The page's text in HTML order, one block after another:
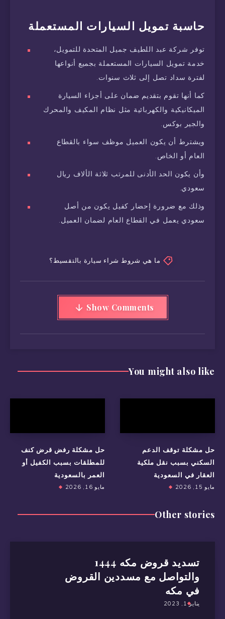
حاسبة تمويل السيارات المستعملة
توفر شركة عبد اللطيف جميل المتحدة للتمويل،
خدمة تمويل السيارات المستعملة بجميع أنواعها
لفترة سداد تصل إلى ثلاث سنوات.
كما أنها تقوم بتقديم ضمان على أجزاء السيارة
الميكانيكية والكهربائية مثل نظام المكيف والمحرك
والجير بوكس.
ويشترط أن يكون العميل موظف سواء بالقطاع
العام أو الخاص.
وأن يكون الحد الأدنى للمرتب ثلاثة الألاف ريال
سعودي.
وذلك مع ضرورة إحضار كفيل يكون من أصل
سعودي يعمل في القطاع العام لضمان العميل.
ما هي شروط شراء سيارة بالتقسيط؟
Show Comments
You might also like
حل مشكلة رفض قرض كنف
للمطلقات بسبب الكفيل أو
العمر بالسعودية
مايو 16, 2026
حل مشكلة توقف الدعم
السكني بسبب نقل ملكية
العقار في السعودية
مايو 15, 2026
Other stories
تسديد قروض مكه 1444
والتواصل مع مسددين القروض
في مكه
يناير 1, 2023